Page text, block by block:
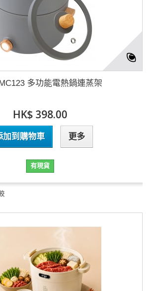
多功能電熱鍋連蒸架
HK$ 398.00
加到購物車 更多
有現貨